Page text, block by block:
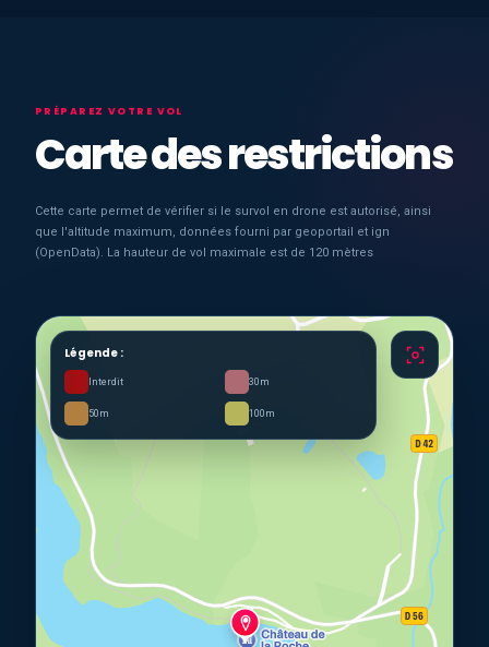
PRÉPAREZ VOTRE VOL
Carte des restrictions
Cette carte permet de vérifier si le survol en drone est autorisé, ainsi
que l'altitude maximum, données fourni par geoportail et ign
(OpenData). La hauteur de vol maximale est de 120 mètres
Légende :
Interdit 30m
50m 100m